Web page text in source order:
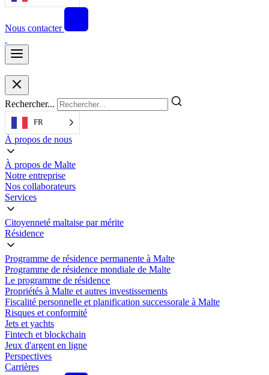
Nous contacter
Rechercher...
FR
À propos de nous
À propos de Malte
Notre entreprise
Nos collaborateurs
Services
Citoyenneté maltaise par mérite
Résidence
Programme de résidence permanente à Malte
Programme de résidence mondiale de Malte
Le programme de résidence
Propriétés à Malte et autres investissements
Fiscalité personnelle et planification successorale à Malte
Risques et conformité
Jets et yachts
Fintech et blockchain
Jeux d'argent en ligne
Perspectives
Carrières